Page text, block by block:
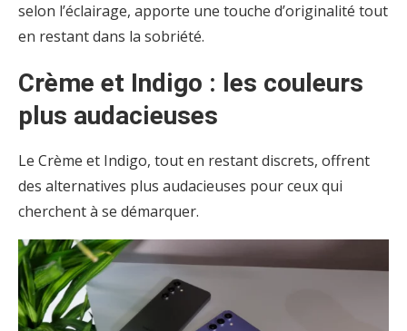
selon l’éclairage, apporte une touche d’originalité tout
en restant dans la sobriété.
Crème et Indigo : les couleurs
plus audacieuses
Le Crème et Indigo, tout en restant discrets, offrent
des alternatives plus audacieuses pour ceux qui
cherchent à se démarquer.